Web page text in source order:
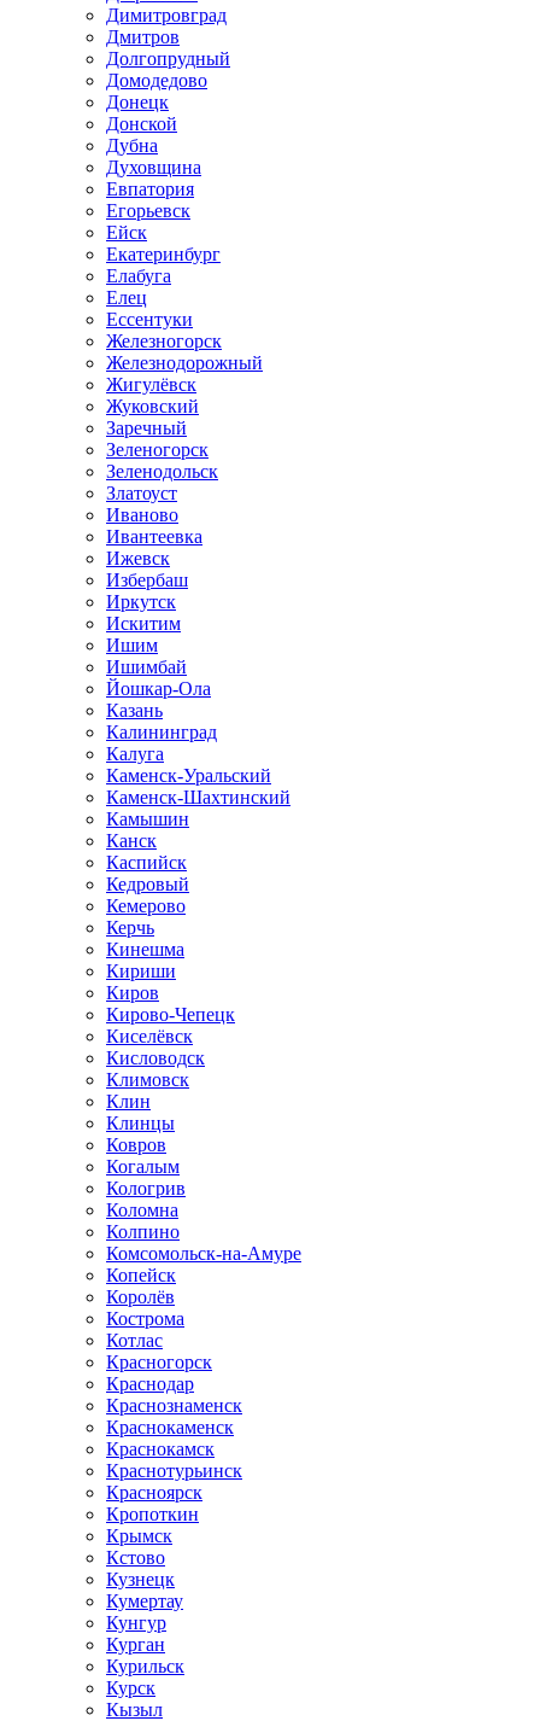
Димитровград
Дмитров
Долгопрудный
Домодедово
Донецк
Донской
Дубна
Духовщина
Евпатория
Егорьевск
Ейск
Екатеринбург
Елабуга
Елец
Ессентуки
Железногорск
Железнодорожный
Жигулёвск
Жуковский
Заречный
Зеленогорск
Зеленодольск
Златоуст
Иваново
Ивантеевка
Ижевск
Избербаш
Иркутск
Искитим
Ишим
Ишимбай
Йошкар-Ола
Казань
Калининград
Калуга
Каменск-Уральский
Каменск-Шахтинский
Камышин
Канск
Каспийск
Кедровый
Кемерово
Керчь
Кинешма
Кириши
Киров
Кирово-Чепецк
Киселёвск
Кисловодск
Климовск
Клин
Клинцы
Ковров
Когалым
Кологрив
Коломна
Колпино
Комсомольск-на-Амуре
Копейск
Королёв
Кострома
Котлас
Красногорск
Краснодар
Краснознаменск
Краснокаменск
Краснокамск
Краснотурьинск
Красноярск
Кропоткин
Крымск
Кстово
Кузнецк
Кумертау
Кунгур
Курган
Курильск
Курск
Кызыл